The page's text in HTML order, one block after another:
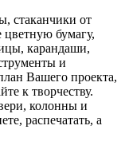
стаканчики от
цветную бумагу,
карандаши,
и
Вашего проекта,
к творчеству.
колонны и
распечатать, а